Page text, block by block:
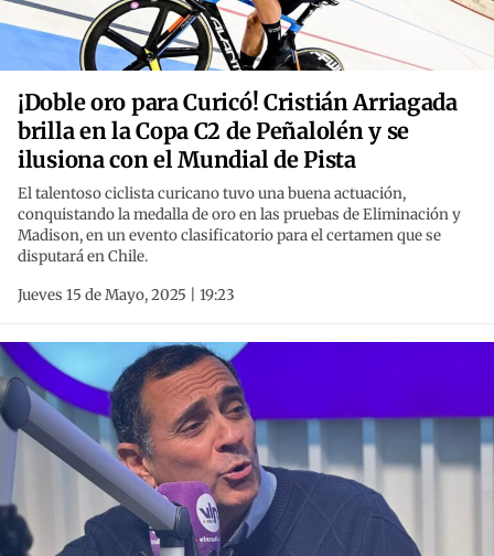
¡Doble oro para Curicó! Cristián Arriagada
brilla en la Copa C2 de Peñalolén y se
ilusiona con el Mundial de Pista
El talentoso ciclista curicano tuvo una buena actuación,
conquistando la medalla de oro en las pruebas de Eliminación y
Madison, en un evento clasificatorio para el certamen que se
disputará en Chile.
Jueves 15 de Mayo, 2025 | 19:23